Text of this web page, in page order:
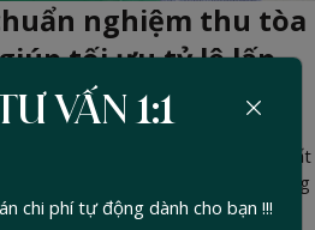
nghiệm thu tòa
tối ưu tỷ lệ lấp
> Kinh nghiệm xây nhà
thu tòa nhà văn phòng khắt khe nhất
xây dựng giúp Chủ đầu tư dễ dàng
VẤN 1:1
chi phí tự động dành cho bạn !!!